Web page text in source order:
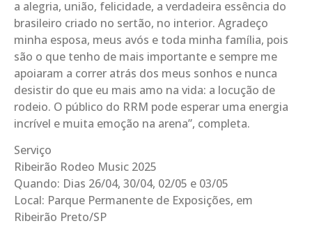
a alegria, união, felicidade, a verdadeira essência do
brasileiro criado no sertão, no interior. Agradeço
minha esposa, meus avós e toda minha família, pois
são o que tenho de mais importante e sempre me
apoiaram a correr atrás dos meus sonhos e nunca
desistir do que eu mais amo na vida: a locução de
rodeio. O público do RRM pode esperar uma energia
incrível e muita emoção na arena”, completa.
Serviço
Ribeirão Rodeo Music 2025
Quando: Dias 26/04, 30/04, 02/05 e 03/05
Local: Parque Permanente de Exposições, em
Ribeirão Preto/SP